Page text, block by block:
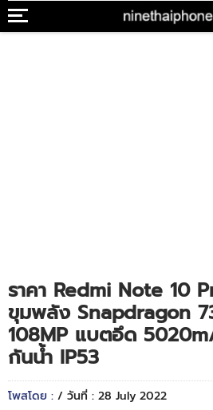
ราคา Redmi Note 10
ขุมพลัง Snapdragon
108MP แบตอึด
กันน้ำ IP53
โพสโดย : / วันที่ : 28 July 2022